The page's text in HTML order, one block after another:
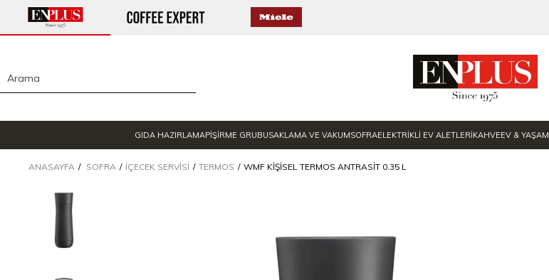
GIDA HAZIRLAMAPİŞİRME GRUBUSAKLAMA VE VAKUMSOFRAELEKTRİKLİ EV ALETLERİKAHVEEV & YAŞAM
ANASAYFA SOFRA İÇECEK SERVISI TERMOS WMF KIŞISEL TERMOS ANTRASIT 0.35 L